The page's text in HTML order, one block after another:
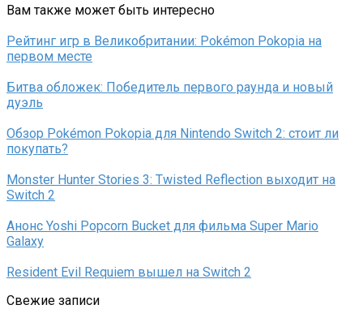
Вам также может быть интересно
Рейтинг игр в Великобритании: Pokémon Pokopia на
первом месте
Битва обложек: Победитель первого раунда и новый
дуэль
Обзор Pokémon Pokopia для Nintendo Switch 2: стоит ли
покупать?
Monster Hunter Stories 3: Twisted Reflection выходит на
Switch 2
Анонс Yoshi Popcorn Bucket для фильма Super Mario
Galaxy
Resident Evil Requiem вышел на Switch 2
Свежие записи